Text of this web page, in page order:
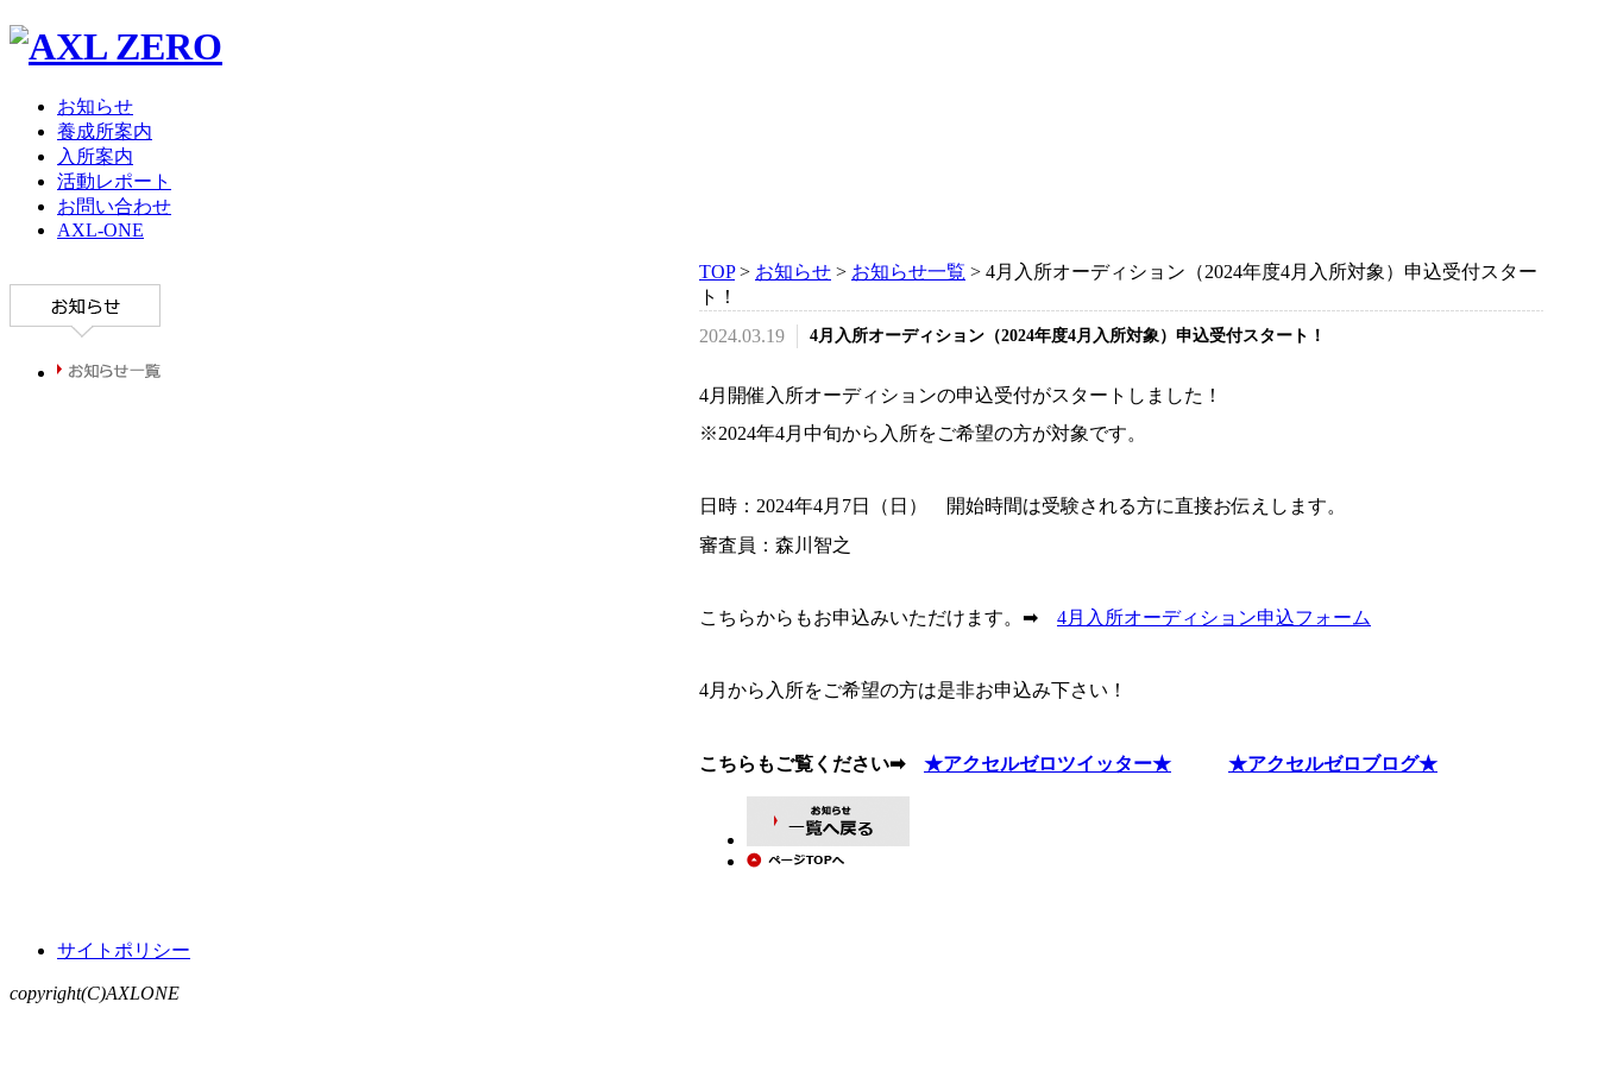
お知らせ
養成所案内
入所案内
活動レポート
お問い合わせ
AXL-ONE
TOP > お知らせ > お知らせ一覧 > 4月入所オーディション（2024年度4月入所対象）申込受付スター
ト！
2024.03.19
4月入所オーディション（2024年度4月入所対象）申込受付スタート！
4月開催入所オーディションの申込受付がスタートしました！
※2024年4月中旬から入所をご希望の方が対象です。
日時：2024年4月7日（日） 開始時間は受験される方に直接お伝えします。
審査員：森川智之
こちらからもお申込みいただけます。➡ 4月入所オーディション申込フォーム
4月から入所をご希望の方は是非お申込み下さい！
こちらもご覧ください➡ ★アクセルゼロツイッター★ ★アクセルゼロブログ★
サイトポリシー
copyright(C)AXLONE